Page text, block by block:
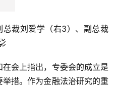
裁刘爱学（右3）、副总裁
会上指出，专委会的成立是
措。作为金融法治研究的重